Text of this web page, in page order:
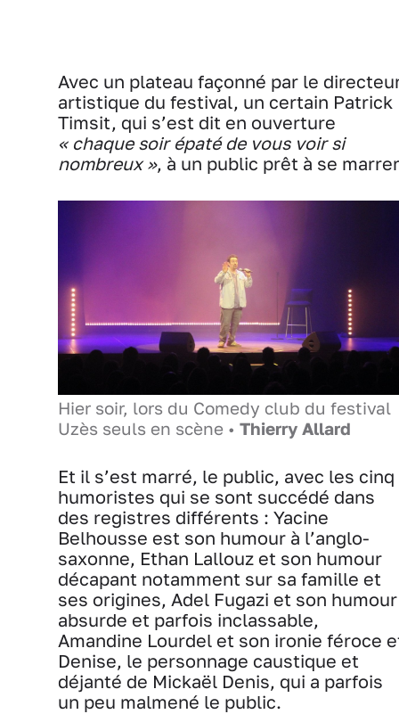
Avec un plateau façonné par le
artistique du festival, un certain Patrick
Timsit, qui s’est dit en ouverture
« chaque soir épaté de vous voir si
nombreux », à un public prêt à se
Hier soir, lors du Comedy club du festival
Uzès seuls en scène • Thierry Allard
Et il s’est marré, le public, avec les cinq
humoristes qui se sont succédé dans
des registres différents : Yacine
Belhousse est son humour à l’anglo-
saxonne, Ethan Lallouz et son humour
décapant notamment sur sa famille et
ses origines, Adel Fugazi et son humour
absurde et parfois inclassable,
Amandine Lourdel et son ironie féroce
Denise, le personnage caustique et
déjanté de Mickaël Denis, qui a parfois
un peu malmené le public.